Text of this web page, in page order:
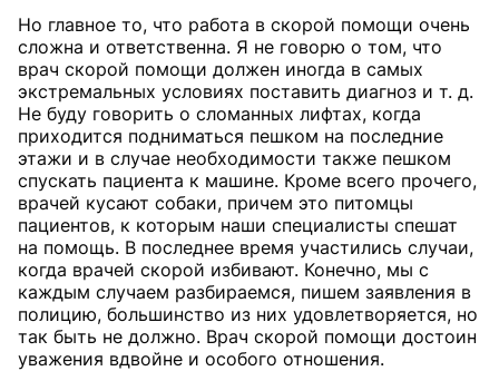
Но главное то, что работа в скорой помощи очень
сложна и ответственна. Я не говорю о том, что
врач скорой помощи должен иногда в самых
экстремальных условиях поставить диагноз и т. д.
Не буду говорить о сломанных лифтах, когда
приходится подниматься пешком на последние
этажи и в случае необходимости также пешком
спускать пациента к машине. Кроме всего прочего,
врачей кусают собаки, причем это питомцы
пациентов, к которым наши специалисты спешат
на помощь. В последнее время участились случаи,
когда врачей скорой избивают. Конечно, мы с
каждым случаем разбираемся, пишем заявления в
полицию, большинство из них удовлетворяется, но
так быть не должно. Врач скорой помощи достоин
уважения вдвойне и особого отношения.